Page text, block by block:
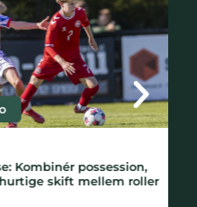
possession,
skift mellem roller